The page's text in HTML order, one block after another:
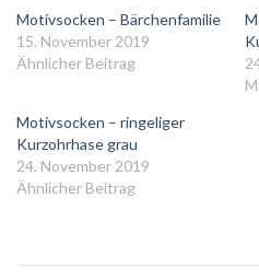
Motivsocken – Bärchenfamilie
15. November 2019
Ähnlicher Beitrag
Motivsocken – ringeliger
Kurzohrhase grau
24. November 2019
Ähnlicher Beitrag